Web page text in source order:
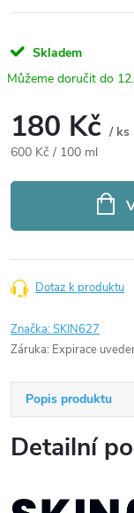
Skladem
180 Kč / ks
Měrná
600 Kč / 100 ml
Dotaz k produktu
Značka:SKIN627
Záruka: Expirace
Popis produktu
Detailní